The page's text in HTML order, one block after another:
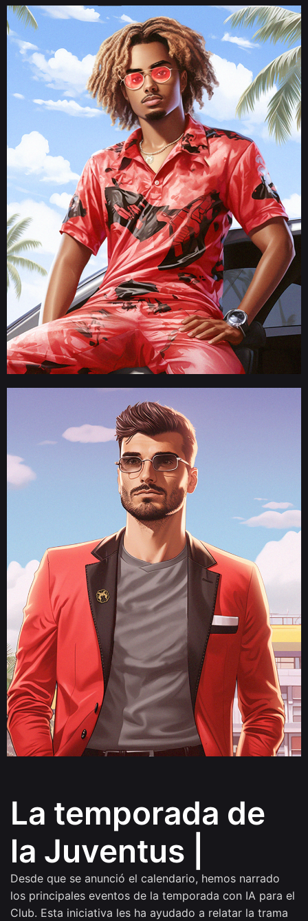
La temporada de
la Juventus
Desde que se anunció el calendario, hemos narrado
los principales eventos de la temporada con IA para el
Club. Esta iniciativa les ha ayudado a relatar la trama